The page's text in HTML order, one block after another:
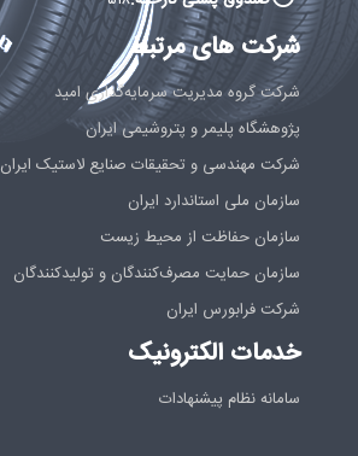
شرکت های مرتبط
شرکت گروه مدیریت سرمایه‌گذاری امید
پژوهشگاه پلیمر و پتروشیمی ایران
شرکت مهندسی و تحقیقات صنایع لاستیک ایران
سازمان ملی استاندارد ایران
سازمان حفاظت از محیط زیست
سازمان حمایت مصرف‌کنندگان و تولیدکنندگان
شرکت فرابورس ایران
خدمات الکترونیک
سامانه نظام پیشنهادات